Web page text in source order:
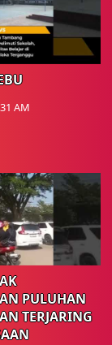
AM
PULUHAN
TERJARING